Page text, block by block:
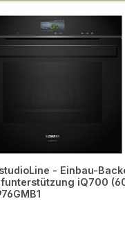
- Einbau-
iQ700